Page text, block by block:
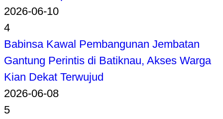
2026-06-10
4
Babinsa Kawal Pembangunan Jembatan
Gantung Perintis di Batiknau, Akses Warga
Kian Dekat Terwujud
2026-06-08
5